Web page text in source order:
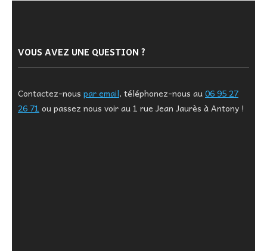
VOUS AVEZ UNE QUESTION ?
Contactez-nous par email, téléphonez-nous au06 95 27
26 71 ou passez nous voir au 1 rue Jean Jaurès à Antony !